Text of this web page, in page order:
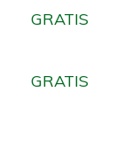
GRATIS
GRATIS